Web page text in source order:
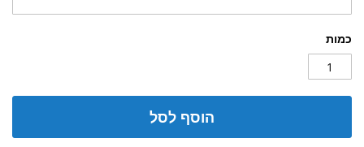
כמות
הוסף לסל